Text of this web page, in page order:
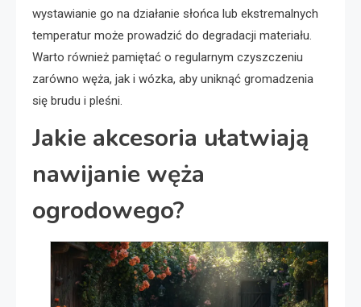
wystawianie go na działanie słońca lub ekstremalnych
temperatur może prowadzić do degradacji materiału.
Warto również pamiętać o regularnym czyszczeniu
zarówno węża, jak i wózka, aby uniknąć gromadzenia
się brudu i pleśni.
Jakie akcesoria ułatwiają
nawijanie węża
ogrodowego?